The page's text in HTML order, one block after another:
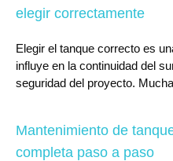
elegir correctamente
Elegir el tanque correcto es
influye en la continuidad del
seguridad del proyecto.
Mantenimiento de
completa paso a paso